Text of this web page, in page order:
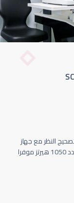
النظر مع جهاز
Schwind Amaris 1050 الذي يعمل بتردد 1050 هيرتز موفرا